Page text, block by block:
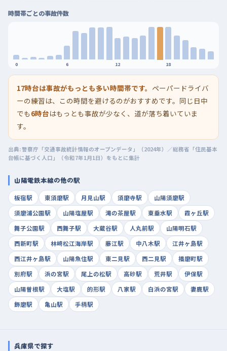
時間帯ごとの事故件数
0 6 12 18
17時台は事故がもっとも多い時間帯です。 ペーパードライバ
ーの練習は、この時間を避けるのがおすすめです。同じ日中
でも 6時台はもっとも事故が少なく、道が落ち着いていま
す。
出典: 警察庁「交通事故統計情報のオープンデータ」（2024年）／総務省「住民基本
台帳に基づく人口」（令和7年1月1日）をもとに集計
山陽電鉄本線の他の駅
板宿駅 東須磨駅 月見山駅 須磨寺駅
山陽須磨駅
須磨浦公園駅
山陽塩屋駅 滝の茶屋駅 東垂水駅
霞ヶ丘駅
舞子公園駅
西舞子駅 大蔵谷駅 人丸前駅
山陽明石駅
西新町駅
林崎松江海岸駅 藤江駅 中八木駅
江井ヶ島駅
西江井ヶ島駅
山陽魚住駅 東二見駅 西二見駅
播磨町駅
別府駅
浜の宮駅 尾上の松駅 高砂駅 荒井駅
伊保駅
山陽曽根駅
大塩駅 的形駅 八家駅 白浜の宮駅
妻鹿駅
飾磨駅
亀山駅 手柄駅
兵庫県で探す